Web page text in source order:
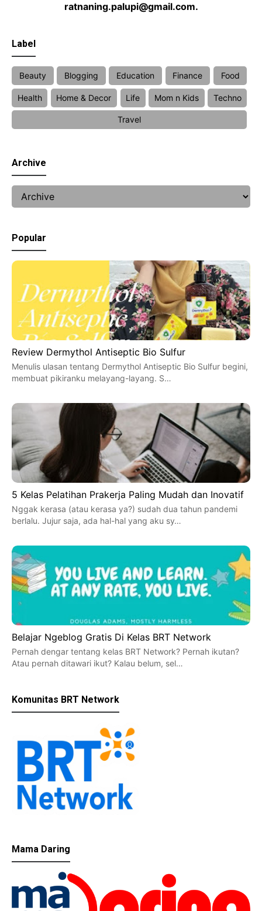
ratnaning.palupi@gmail.com.
Label
Beauty Blogging Education Finance Food
Health Home & Decor Life Mom n Kids Techno
Travel
Archive
Popular
Review Dermythol Antiseptic Bio Sulfur
Menulis ulasan tentang Dermythol Antiseptic Bio Sulfur begini,
membuat pikiranku melayang-layang. S…
5 Kelas Pelatihan Prakerja Paling Mudah dan Inovatif
Nggak kerasa (atau kerasa ya?) sudah dua tahun pandemi
berlalu. Jujur saja, ada hal-hal yang aku sy…
Belajar Ngeblog Gratis Di Kelas BRT Network
Pernah dengar tentang kelas BRT Network? Pernah ikutan?
Atau pernah ditawari ikut? Kalau belum, sel…
Komunitas BRT Network
Mama Daring